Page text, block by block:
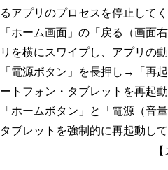
るアプリのプロセスを停止して
「ホーム画面」の「戻る（画面
リを横にスワイプし、アプリの
「電源ボタン」を長押し→「再
ートフォン・タブレットを再起
「ホームボタン」と「電源（音
タブレットを強制的に再起動し